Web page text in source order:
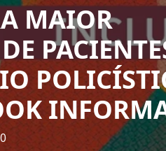
MAIOR